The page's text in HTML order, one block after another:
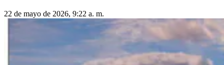
22 de mayo de 2026, 9:22 a. m.